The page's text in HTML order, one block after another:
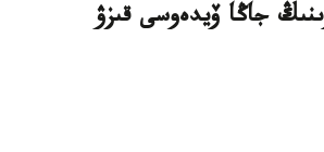
جاڭا ۆيدەوسى قىزۋ